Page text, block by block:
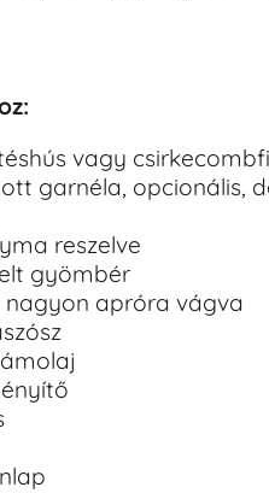
vagy
garnéla, opcionális,
reszelve
gyömbér
nagyon apróra vágva